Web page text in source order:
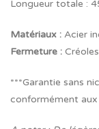
Longueur totale :
Matériaux : Acier
Fermeture : Créoles
***Garantie sans
conformément